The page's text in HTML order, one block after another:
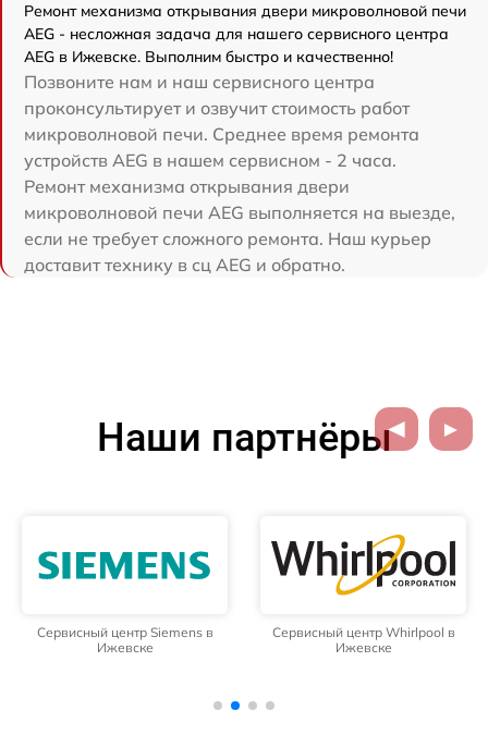
Ремонт механизма открывания двери микроволновой печи
AEG - несложная задача для нашего сервисного центра
AEG в Ижевске. Выполним быстро и качественно!
Позвоните нам и наш сервисного центра
проконсультирует и озвучит стоимость работ
микроволновой печи. Среднее время ремонта
устройств AEG в нашем сервисном - 2 часа.
Ремонт механизма открывания двери
микроволновой печи AEG выполняется на выезде,
если не требует сложного ремонта. Наш курьер
доставит технику в сц AEG и обратно.
Наши партнёры
Сервисный центр Siemens в
Ижевске
Сервисный центр Whirlpool в
Ижевске